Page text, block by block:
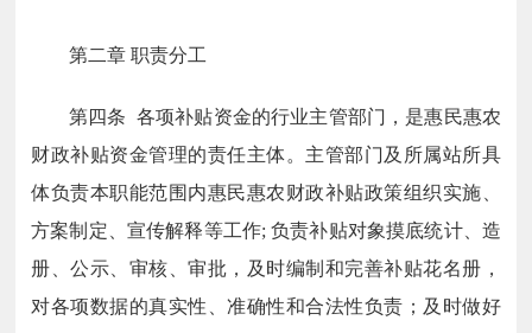
第二章 职责分工
第四条 各项补贴资金的行业主管部门，是惠民惠农
财政补贴资金管理的责任主体。主管部门及所属站所具
体负责本职能范围内惠民惠农财政补贴政策组织实施、
方案制定、宣传解释等工作; 负责补贴对象摸底统计、造
册、公示、审核、审批，及时编制和完善补贴花名册，
对各项数据的真实性、准确性和合法性负责；及时做好